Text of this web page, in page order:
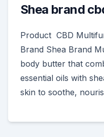
Shea brand
Product CBD
Brand Shea Brand
body butter that
essential oils with
skin to soothe,